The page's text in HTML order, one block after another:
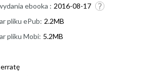
ebooka : 2016-08-17
pliku ePub: 2.2MB
pliku Mobi: 5.2MB
erratę